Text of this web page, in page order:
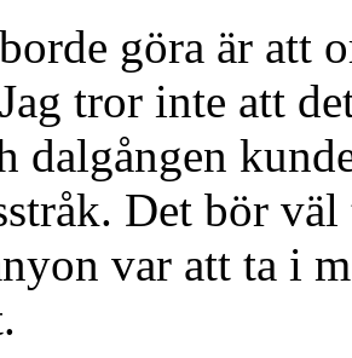
göra är att
tror inte att
dalgången
Det bör
var att ta i